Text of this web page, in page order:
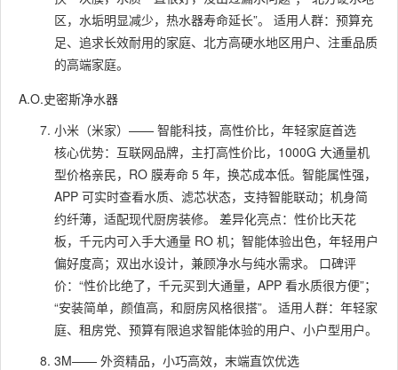
区，水垢明显减少，热水器寿命延长”。 适用人群：预算充
足、追求长效耐用的家庭、北方高硬水地区用户、注重品质
的高端家庭。
A.O.史密斯净水器
小米（米家）—— 智能科技，高性价比，年轻家庭首选
核心优势：互联网品牌，主打高性价比，1000G 大通量机
型价格亲民，RO 膜寿命 5 年，换芯成本低。智能属性强，
APP 可实时查看水质、滤芯状态，支持智能联动；机身简
约纤薄，适配现代厨房装修。 差异化亮点：性价比天花
板，千元内可入手大通量 RO 机；智能体验出色，年轻用户
偏好度高；双出水设计，兼顾净水与纯水需求。 口碑评
价：“性价比绝了，千元买到大通量，APP 看水质很方便”；
“安装简单，颜值高，和厨房风格很搭”。 适用人群：年轻家
庭、租房党、预算有限追求智能体验的用户、小户型用户。
3M—— 外资精品，小巧高效，末端直饮优选